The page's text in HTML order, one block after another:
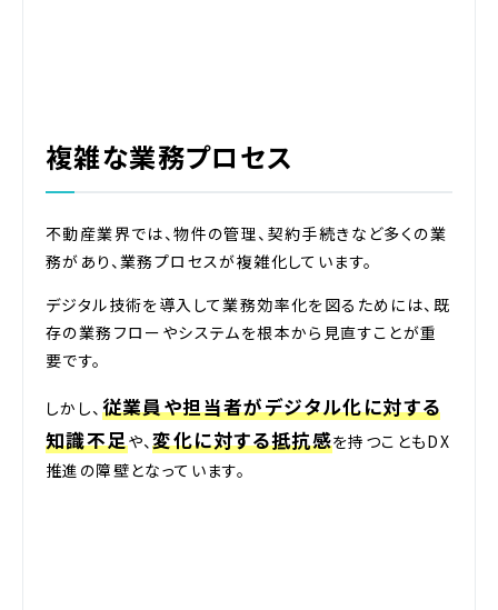
複雑な業務プロセス
不動産業界では、物件の管理、契約手続きなど多くの業
務があり、業務プロセスが複雑化しています。
デジタル技術を導入して業務効率化を図るためには、既
存の業務フローやシステムを根本から見直すことが重
要です。
しかし、 従業員や担当者がデジタル化に対する
知識不足や、変化に対する抵抗感を持つこともDX
推進の障壁となっています。